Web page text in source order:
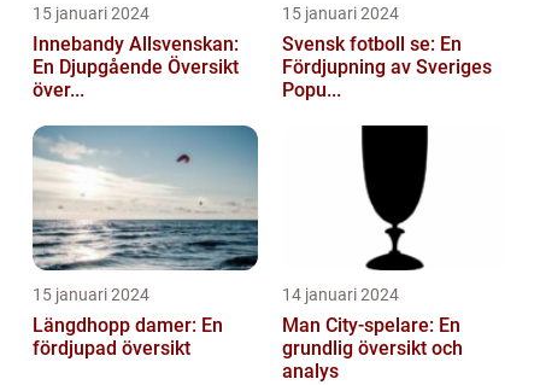
15 januari 2024
Innebandy Allsvenskan:
En Djupgående Översikt
över...
15 januari 2024
Svensk fotboll se: En
Fördjupning av Sveriges
Popu...
15 januari 2024
Längdhopp damer: En
fördjupad översikt
14 januari 2024
Man City-spelare: En
grundlig översikt och
analys